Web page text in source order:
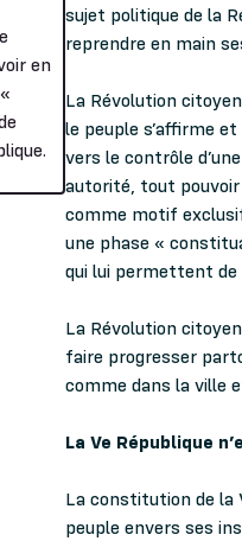
en
sujet politique de la
reprendre en main
La Révolution
le peuple s’affirme
vers le contrôle
autorité, tout pouvoir
comme motif exclusif
une phase «
qui lui permettent de
La Révolution
faire progresser
comme dans la ville
La Ve République
La constitution de la
peuple envers ses